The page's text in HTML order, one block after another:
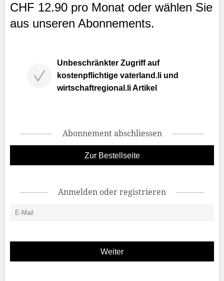
CHF 12.90 pro Monat oder wählen Sie
aus unseren Abonnements.
Unbeschränkter Zugriff auf
kostenpflichtige vaterland.li und
wirtschaftregional.li Artikel
Abonnement abschliessen
Zur Bestellseite
Anmelden oder registrieren